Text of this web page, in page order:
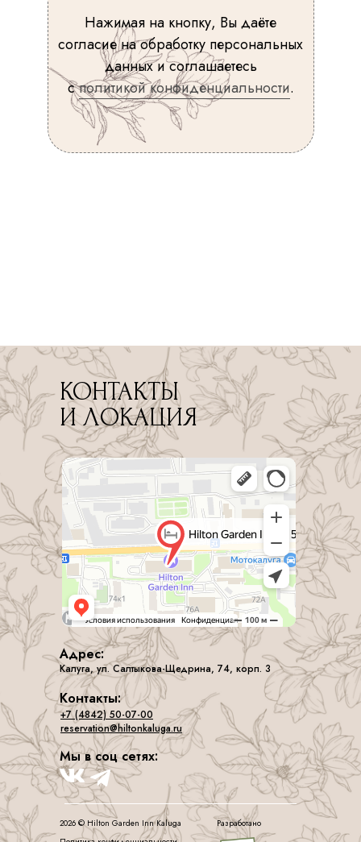
Нажимая на кнопку, Вы даёте
согласие на обработку персональных
данных и соглашаетесь
сполитикой конфиденциальности.
2026 © Hilton Garden Inn Kalugа
Разработано
Калуга, ул. Салтыкова-Щедрина, 74, корп. 3
Адрес:
Контакты:
Мы в соц сетях:
+7 (4842) 50-07-00
reservation@hiltonkaluga.ru
КОНТАКТЫ
И ЛОКАЦИЯ